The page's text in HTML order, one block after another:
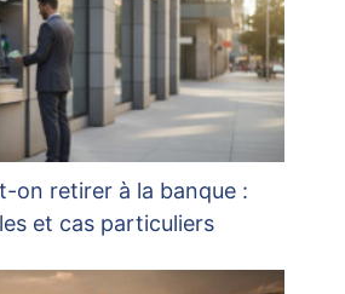
on retirer à la banque :
et cas particuliers